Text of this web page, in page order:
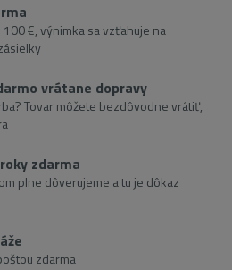
€, výnimka sa vzťahuje na
vrátane dopravy
Tovar môžete bezdôvodne vrátiť,
zdarma
plne dôverujeme a tu je dôkaz
zdarma